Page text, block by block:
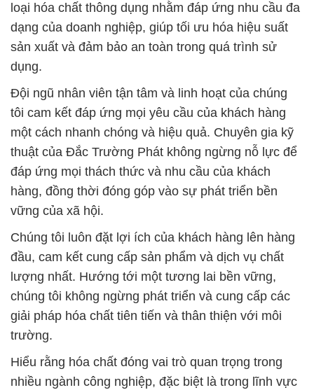
loại hóa chất thông dụng nhằm đáp ứng nhu cầu đa
dạng của doanh nghiệp, giúp tối ưu hóa hiệu suất
sản xuất và đảm bảo an toàn trong quá trình sử
dụng.
Đội ngũ nhân viên tận tâm và linh hoạt của chúng
tôi cam kết đáp ứng mọi yêu cầu của khách hàng
một cách nhanh chóng và hiệu quả. Chuyên gia kỹ
thuật của Đắc Trường Phát không ngừng nỗ lực để
đáp ứng mọi thách thức và nhu cầu của khách
hàng, đồng thời đóng góp vào sự phát triển bền
vững của xã hội.
Chúng tôi luôn đặt lợi ích của khách hàng lên hàng
đầu, cam kết cung cấp sản phẩm và dịch vụ chất
lượng nhất. Hướng tới một tương lai bền vững,
chúng tôi không ngừng phát triển và cung cấp các
giải pháp hóa chất tiên tiến và thân thiện với môi
trường.
Hiểu rằng hóa chất đóng vai trò quan trọng trong
nhiều ngành công nghiệp, đặc biệt là trong lĩnh vực